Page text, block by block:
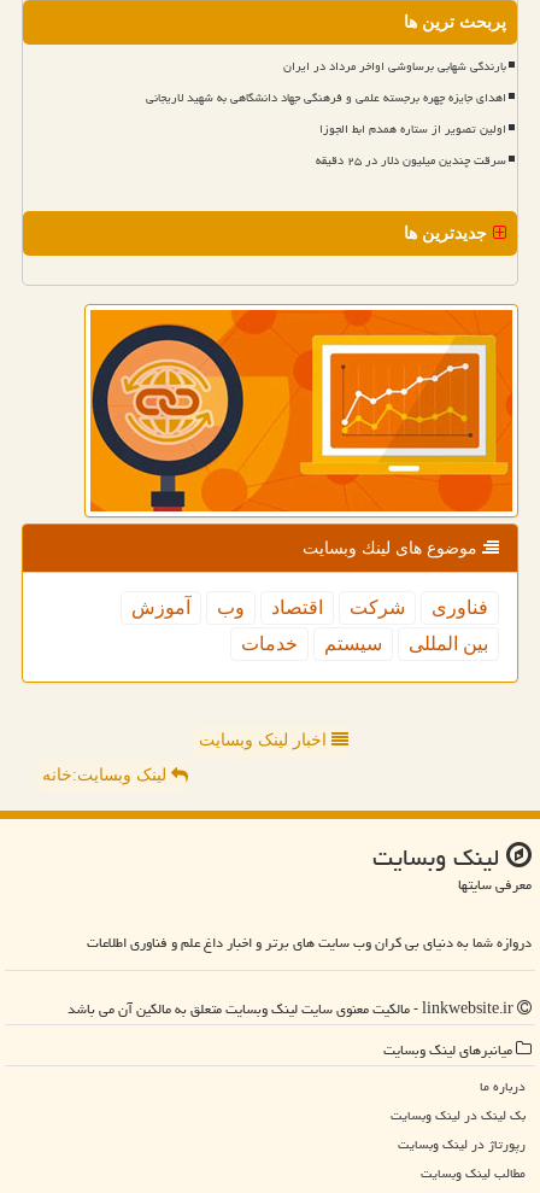
پربحث ترین ها
بارندگی شهابی برساوشی اواخر مرداد در ایران
اهدای جایزه چهره برجسته علمی و فرهنگی جهاد دانشگاهی به شهید لاریجانی
اولین تصویر از ستاره همدم ابط الجوزا
سرقت چندین میلیون دلار در ۲۵ دقیقه
جدیدترین ها
موضوع های لینك وبسایت
فناوری شركت اقتصاد وب
آموزش
بین المللی
سیستم خدمات
اخبار لینک وبسایت
لینک وبسایت:خانه
لینك وبسایت
معرفی سایتها
دروازه شما به دنیای بی کران وب سایت های برتر و اخبار داغ علم و فناوری اطلاعات
میانبرهای لینك وبسایت
درباره ما
بک لینک در لینك وبسایت
رپورتاژ در لینك وبسایت
مطالب لینك وبسایت